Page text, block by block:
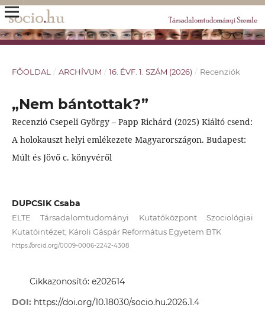
FŐOLDAL / ARCHÍVUM / 16. ÉVF. 1. SZÁM (2026) / Recenziók
„Nem bántottak?”
Recenzió Csepeli György – Papp Richárd (2025) Kiáltó csend:
A holokauszt helyi emlékezete Magyarországon. Budapest:
Múlt és Jövő c. könyvéről
DUPCSIK Csaba
ELTE Társadalomtudományi Kutatóközpont Szociológiai
Kutatóintézet; Károli Gáspár Református Egyetem BTK
https://orcid.org/0009-0006-2242-4308
Cikkazonosító: e202614
DOI: https://doi.org/10.18030/socio.hu.2026.1.4